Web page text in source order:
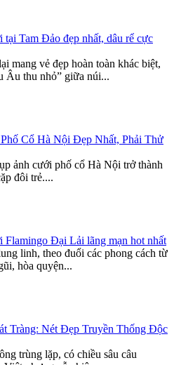
tại Tam Đảo đẹp nhất, dâu rể cực
mang vẻ đẹp hoàn toàn khác biệt,
Âu thu nhỏ” giữa núi...
Cổ Hà Nội Đẹp Nhất, Phải Thử
ảnh cưới phố cổ Hà Nội trở thành
đôi trẻ....
Flamingo Đại Lải lãng mạn hot nhất
linh, theo đuổi các phong cách từ
hòa quyện...
Tràng: Nét Đẹp Truyền Thống Độc
trùng lặp, có chiều sâu câu